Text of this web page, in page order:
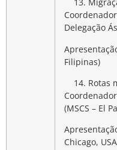
Delegação
Filipinas)
Rotas
(MSCS – El
Chicago,